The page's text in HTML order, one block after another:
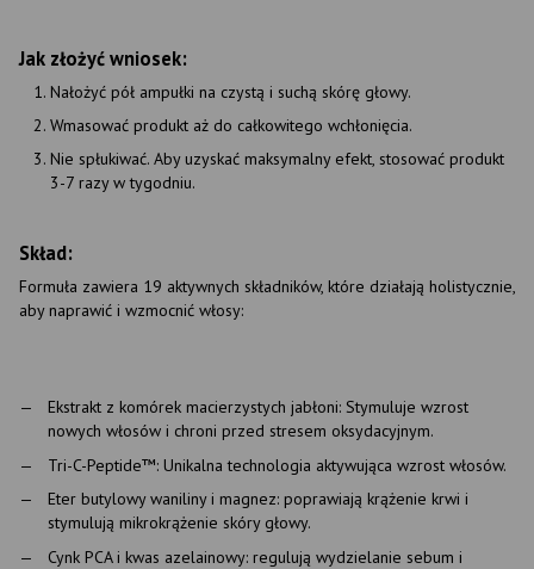
Jak złożyć wniosek:
Nałożyć pół ampułki na czystą i suchą skórę głowy.
Wmasować produkt aż do całkowitego wchłonięcia.
Nie spłukiwać. Aby uzyskać maksymalny efekt, stosować produkt
3-7 razy w tygodniu.
Skład:
Formuła zawiera 19 aktywnych składników, które działają holistycznie,
aby naprawić i wzmocnić włosy:
Ekstrakt z komórek macierzystych jabłoni: Stymuluje wzrost
nowych włosów i chroni przed stresem oksydacyjnym.
Tri-C-Peptide™: Unikalna technologia aktywująca wzrost włosów.
Eter butylowy waniliny i magnez: poprawiają krążenie krwi i
stymulują mikrokrążenie skóry głowy.
Cynk PCA i kwas azelainowy: regulują wydzielanie sebum i